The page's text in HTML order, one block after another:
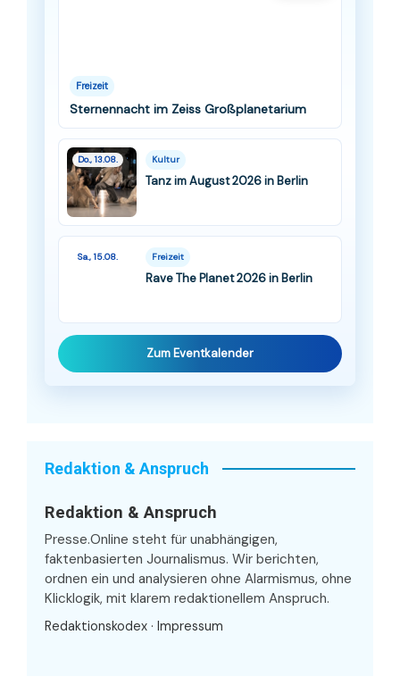
Freizeit
Sternennacht im Zeiss Großplanetarium
Do., 13.08. Kultur
Tanz im August 2026 in Berlin
Sa., 15.08. Freizeit
Rave The Planet 2026 in Berlin
Zum Eventkalender
Redaktion & Anspruch
Redaktion & Anspruch
Presse.Online steht für unabhängigen,
faktenbasierten Journalismus. Wir berichten,
ordnen ein und analysieren ohne Alarmismus, ohne
Klicklogik, mit klarem redaktionellem Anspruch.
Redaktionskodex · Impressum